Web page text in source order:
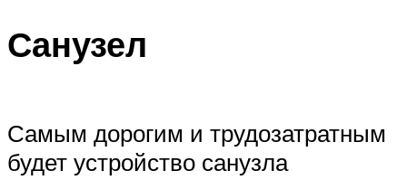
Санузел
Самым дорогим и трудозатратным
будет устройство санузла